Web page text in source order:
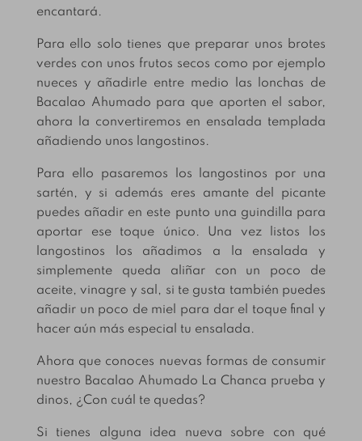
encantará.
Para ello solo tienes que preparar unos brotes
verdes con unos frutos secos como por ejemplo
nueces y añadirle entre medio las lonchas de
Bacalao Ahumado para que aporten el sabor,
ahora la convertiremos en ensalada templada
añadiendo unos langostinos.
Para ello pasaremos los langostinos por una
sartén, y si además eres amante del picante
puedes añadir en este punto una guindilla para
aportar ese toque único. Una vez listos los
langostinos los añadimos a la ensalada y
simplemente queda aliñar con un poco de
aceite, vinagre y sal, si te gusta también puedes
añadir un poco de miel para dar el toque final y
hacer aún más especial tu ensalada.
Ahora que conoces nuevas formas de consumir
nuestro Bacalao Ahumado La Chanca prueba y
dinos, ¿Con cuál te quedas?
Si tienes alguna idea nueva sobre con qué